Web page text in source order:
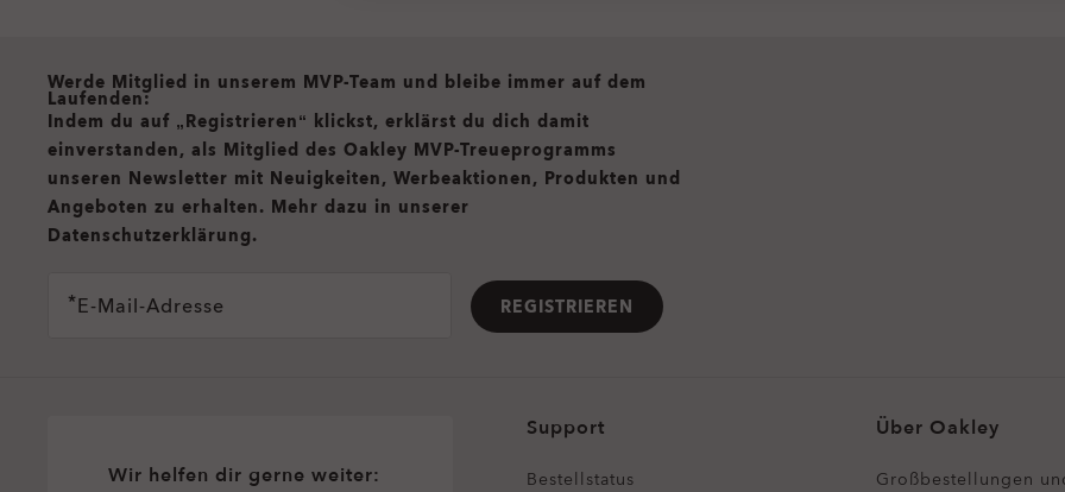
Werde Mitglied in unserem MVP-Team und bleibe immer auf dem
Laufenden:
Indem du auf „Registrieren“ klickst, erklärst du dich damit
einverstanden, als Mitglied des Oakley MVP-Treueprogramms
unseren Newsletter mit Neuigkeiten, Werbeaktionen, Produkten und
Angeboten zu erhalten. Mehr dazu in unserer
Datenschutzerklärung.
E-Mail-Adresse REGISTRIEREN
Wir helfen dir gerne weiter:
Support
Bestellstatus
Über Oakley
Großbestellungen